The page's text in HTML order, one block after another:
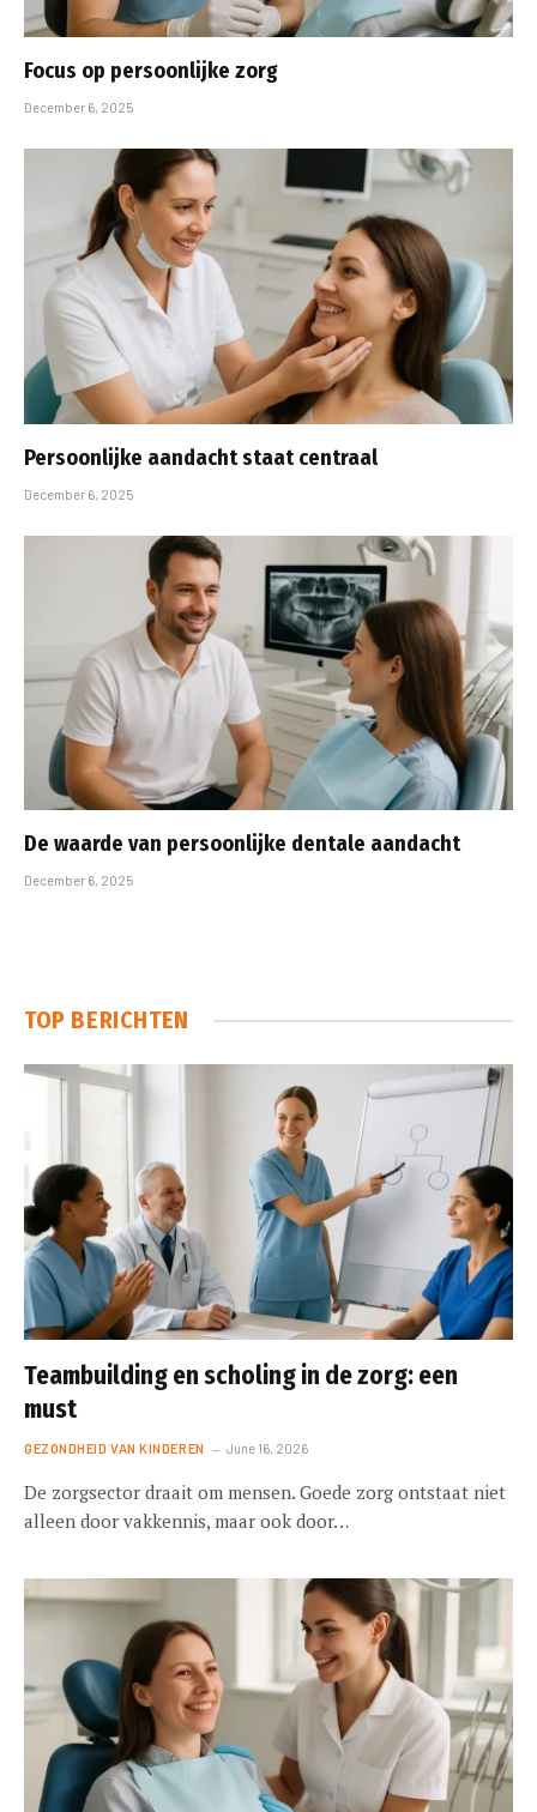
Focus op persoonlijke zorg
December 6, 2025
Persoonlijke aandacht staat centraal
December 6, 2025
De waarde van persoonlijke dentale aandacht
December 6, 2025
TOP BERICHTEN
Teambuilding en scholing in de zorg: een
must
GEZONDHEID VAN KINDEREN June 16, 2026
De zorgsector draait om mensen. Goede zorg ontstaat niet
alleen door vakkennis, maar ook door…